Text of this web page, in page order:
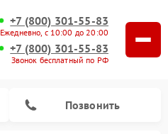
+7 (800) 301-55-83
Ежедневно, с 10:00 до 20:00
+7 (800) 301-55-83
Звонок бесплатный по РФ
Позвонить